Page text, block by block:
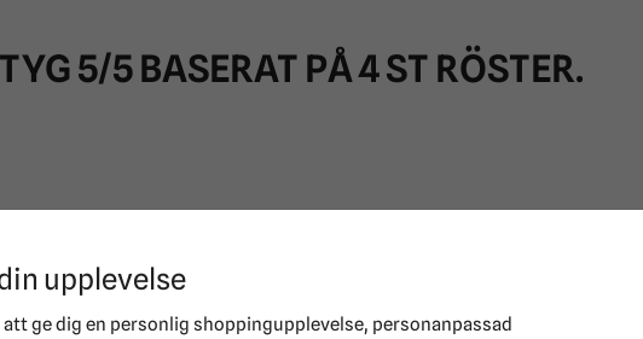
5/5 BASERAT PÅ4ST RÖSTER.
upplevelse
ge dig en personlig shoppingupplevelse, personanpassad